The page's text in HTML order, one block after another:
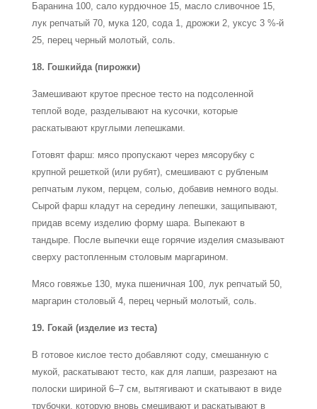
Баранина 100, сало курдючное 15, масло сливочное 15,
лук репчатый 70, мука 120, сода 1, дрожжи 2, уксус 3 %-й
25, перец черный молотый, соль.
18. Гошкийда (пирожки)
Замешивают крутое пресное тесто на подсоленной
теплой воде, разделывают на кусочки, которые
раскатывают круглыми лепешками.
Готовят фарш: мясо пропускают через мясорубку с
крупной решеткой (или рубят), смешивают с рубленым
репчатым луком, перцем, солью, добавив немного воды.
Сырой фарш кладут на середину лепешки, защипывают,
придав всему изделию форму шара. Выпекают в
тандыре. После выпечки еще горячие изделия смазывают
сверху растопленным столовым маргарином.
Мясо говяжье 130, мука пшеничная 100, лук репчатый 50,
маргарин столовый 4, перец черный молотый, соль.
19. Гокай (изделие из теста)
В готовое кислое тесто добавляют соду, смешанную с
мукой, раскатывают тесто, как для лапши, разрезают на
полоски шириной 6–7 см, вытягивают и скатывают в виде
трубочки, которую вновь смешивают и раскатывают в